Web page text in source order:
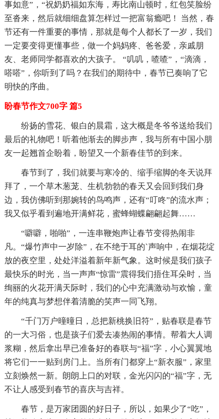
事如意”，“祝奶奶福如东海，寿比南山顿时，红包笑脸纷
至沓来，然后就细细盘算怎样过一把富翁瘾吧！ 当然，春
节还有一件重要的事情，那就是每个人都长了一岁，我们
一定要变得更懂事些，做一个妈妈疼、爸爸爱，亲戚朋
友、老师同学都喜欢的大孩子。 “叽叽，喳喳”，“滴滴，
嗒嗒”，你听到了吗？在我们的期待中，春节已奏响了它
明快的序曲。
盼春节作文700字 篇5
纷扬的雪花、银白的晨霜，这大概是冬爷爷送给我们
最后的礼物吧！听着他渐去的脚步声，我与所有中国小朋
友一起翘首企盼着，盼望又一个新春佳节的到来。
春节到了，我们就要与寒冷的、缩手缩脚的冬天说拜
拜了，一个草木葱茏、生机勃勃的春天又会回到我们身
边，我仿佛听到那婉转的鸟鸣声，还有“叮咚”的流水声；
我又似乎看到遍地开满鲜花，蜜蜂蝴蝶翩翩起舞……
“噼噼，啪啪”，一连串鞭炮声让春节变得热闹非
凡。“爆竹声中一岁除”，在不绝于耳的`声响中，在烟花绽
放的夜空里，处处洋溢着新年新气象。这时候是我们孩子
最快乐的时光，当一声声“惊雷”震得我们捂住耳朵时，当
绚丽的火花开满天际时，我们的心中充满激动与欢愉，童
年的纯真与梦想伴着清脆的笑声一同飞翔。
“千门万户曈曈日，总把新桃换旧符”，贴春联是春节
的一大习俗，也是孩子们爱去凑热闹的事情。帮着大人调
浆糊，然后拿出早已准备好的春联与“福”字，小心翼翼地
将它们一一贴到房门上。当所有门都穿上“新衣服”，家里
立刻焕然一新。朗朗上口的对联，金光闪闪的“福”字，无
不让人感受到春节的喜庆与吉祥。
春节，是万家团圆的好日子，所以，如果少了“吃”，